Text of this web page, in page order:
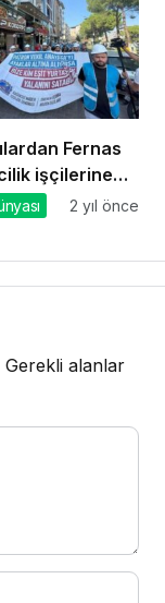
Fernas
işçilerine
2 yıl önce
Gerekli alanlar